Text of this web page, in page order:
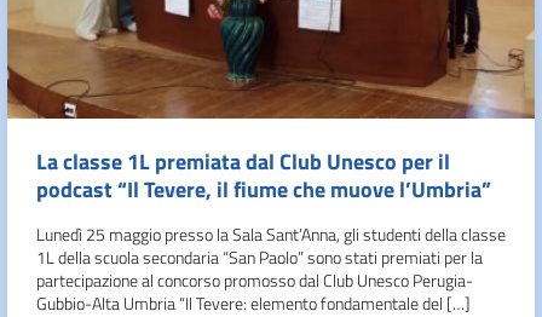
La classe 1L premiata dal Club Unesco per il
podcast “Il Tevere, il fiume che muove l’Umbria”
Lunedì 25 maggio presso la Sala Sant’Anna, gli studenti della classe
1L della scuola secondaria “San Paolo” sono stati premiati per la
partecipazione al concorso promosso dal Club Unesco Perugia-
Gubbio-Alta Umbria “Il Tevere: elemento fondamentale del […]